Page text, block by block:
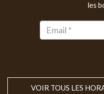
les
VOIR TOUS LES